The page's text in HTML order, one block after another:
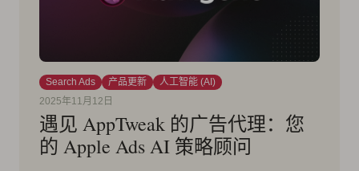
Search Ads 产品更新
人工智能 (AI)
2025年11月12日
遇见 AppTweak 的广告代理：您
的 Apple Ads AI 策略顾问